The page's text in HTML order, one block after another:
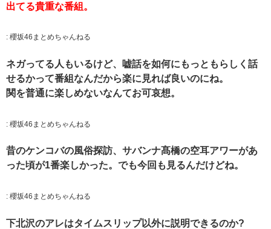
出てる貴重な番組。
: 櫻坂46まとめちゃんねる
ネガってる人もいるけど、嘘話を如何にもっともらしく話
せるかって番組なんだから楽に見れば良いのにね。
関を普通に楽しめないなんてお可哀想。
: 櫻坂46まとめちゃんねる
昔のケンコバの風俗探訪、サバンナ髙橋の空耳アワーがあ
った頃が1番楽しかった。でも今回も見るんだけどね。
: 櫻坂46まとめちゃんねる
下北沢のアレはタイムスリップ以外に説明できるのか?